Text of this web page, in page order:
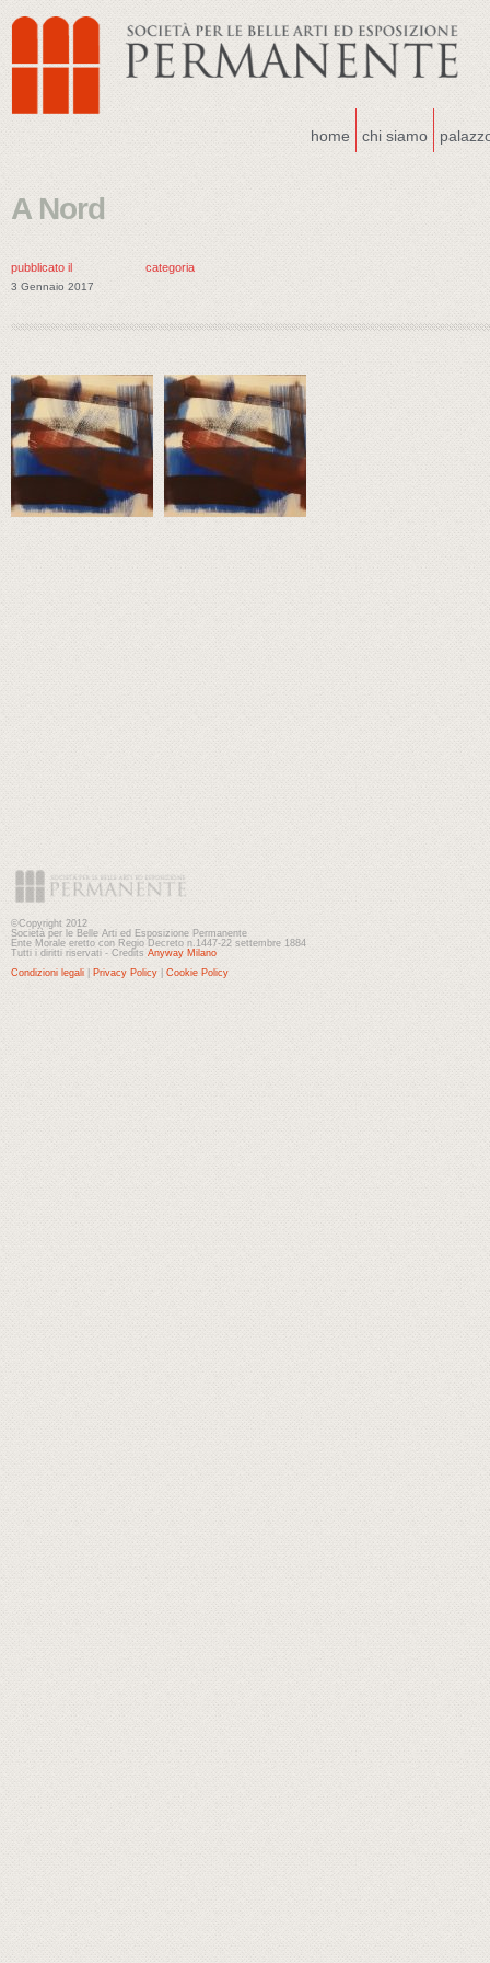
home chi siamo
A Nord
pubblicato il
3 Gennaio 2017
categoria
©Copyright 2012
Società per le Belle Arti ed Esposizione Permanente
Ente Morale eretto con Regio Decreto n.1447-22 settembre 1884
Tutti i diritti riservati - Credits Anyway Milano
Condizioni legali
Privacy Policy Cookie Policy